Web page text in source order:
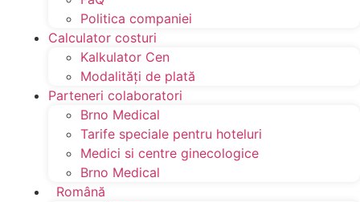
Politica companiei
Calculator costuri
Kalkulator Cen
Modalităţi de plată
Parteneri colaboratori
Brno Medical
Tarife speciale pentru hoteluri
Medici si centre ginecologice
Brno Medical
Română